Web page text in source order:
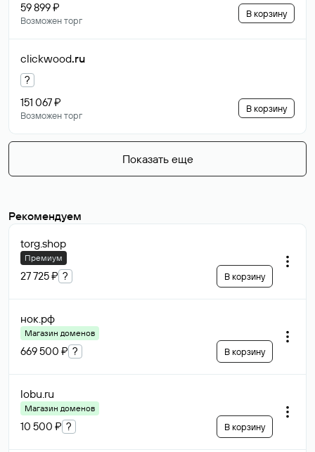
59 899 ₽
Возможен торг
В корзину
clickwood.ru
?
151 067 ₽
Возможен торг
В корзину
Показать еще
Рекомендуем
torg.shop
Премиум
27 725 ₽ ? В корзину
нок.рф
Магазин доменов
669 500 ₽ ? В корзину
lobu.ru
Магазин доменов
10 500 ₽ ? В корзину